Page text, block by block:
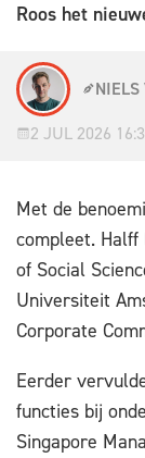
Roos het
2 JUL 2026
Met de
compleet. Halff
of Social
Universiteit
Corporate
Eerder
functies bij
Singapore